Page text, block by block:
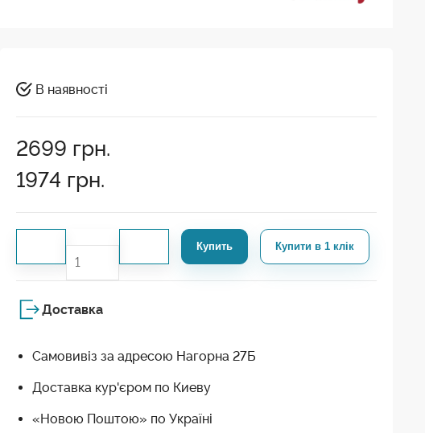
В наявності
2699 грн.
1974 грн.
Купить Купити в 1 клік
Доставка
Самовивіз за адресою Нагорна 27Б
Доставка кур'єром по Киеву
«Новою Поштою» по Україні